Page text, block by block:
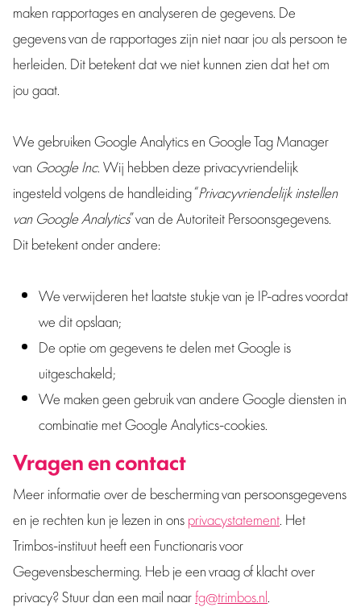
maken rapportages en analyseren de gegevens. De
gegevens van de rapportages zijn niet naar jou als persoon te
herleiden. Dit betekent dat we niet kunnen zien dat het om
jou gaat.
We gebruiken Google Analytics en Google Tag Manager
van Google Inc. Wij hebben deze privacyvriendelijk
ingesteld volgens de handleiding “Privacyvriendelijk instellen
van Google Analytics” van de Autoriteit Persoonsgegevens.
Dit betekent onder andere:
We verwijderen het laatste stukje van je IP-adres voordat
we dit opslaan;
De optie om gegevens te delen met Google is
uitgeschakeld;
We maken geen gebruik van andere Google diensten in
combinatie met Google Analytics-cookies.
Vragen en contact
Meer informatie over de bescherming van persoonsgegevens
en je rechten kun je lezen in onsprivacystatement . Het
Trimbos-instituut heeft een Functionaris voor
Gegevensbescherming. Heb je een vraag of klacht over
privacy? Stuur dan een mail naarfg@trimbos.nl